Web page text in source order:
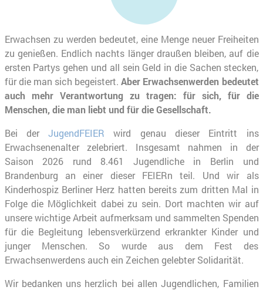
Erwachsen zu werden bedeutet, eine Menge neuer Freiheiten
zu genießen. Endlich nachts länger draußen bleiben, auf die
ersten Partys gehen und all sein Geld in die Sachen stecken,
für die man sich begeistert.Aber Erwachsenwerden bedeutet
auch mehr Verantwortung zu tragen: für sich, für die
Menschen, die man liebt und für die Gesellschaft.
Bei derJugendFEIERwird genau dieser Eintritt ins
Erwachsenenalter zelebriert. Insgesamt nahmen in der
Saison 2026 rund 8.461 Jugendliche in Berlin und
Brandenburg an einer dieser FEIERn teil. Und wir als
Kinderhospiz Berliner Herz hatten bereits zum dritten Mal in
Folge die Möglichkeit dabei zu sein. Dort machten wir auf
unsere wichtige Arbeit aufmerksam und sammelten Spenden
für die Begleitung lebensverkürzend erkrankter Kinder und
junger Menschen. So wurde aus dem Fest des
Erwachsenwerdens auch ein Zeichen gelebter Solidarität.
Wir bedanken uns herzlich bei allen Jugendlichen, Familien